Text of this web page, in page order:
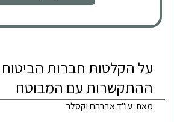
על הקלטות חברות
ההתקשרות עם המבוטח
מאת: עו"ד אברהם וקסלר